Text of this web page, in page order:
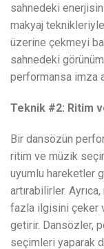
sahnedeki
makyaj
üzerine çekmeyi
sahnedeki
performansa imza
Teknik #2: Ritim
Bir dansözün
ritim ve müzik
uyumlu hareketler
artırabilirler.
fazla ilgisini çeker
getirir. Dansözler,
seçimleri yaparak